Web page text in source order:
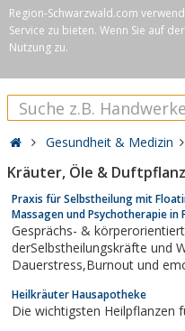
Region-Schwarzwald.com
Service zu bieten. Wenn Sie auf
Nutzung zu.
Gesundheit & Medizin
Kräuter, Öle &
Praxis für Selbstheilung mit
Massagen und Psychotherapie in
Gesprächs- &
derSelbstheilungskräfte und
Dauerstress,Burnout und
S E N ...Ayurveda MassageK Ö R P E R & S E E L E B E R Ü H R E
N L...
Heilkräuter Hausapotheke
Die wichtigsten Heilpflanzen